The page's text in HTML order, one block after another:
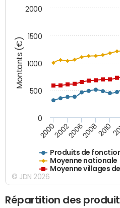
Montants (€)
Produits de
Moyenne nationale
Moyenne villages
20002002200620082010
0
500
1000
1500
2000
© JDN 2026
Répartition des